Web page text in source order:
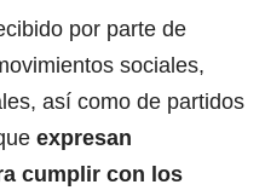
por parte de
sociales,
así como de partidos
expresan
cumplir con los